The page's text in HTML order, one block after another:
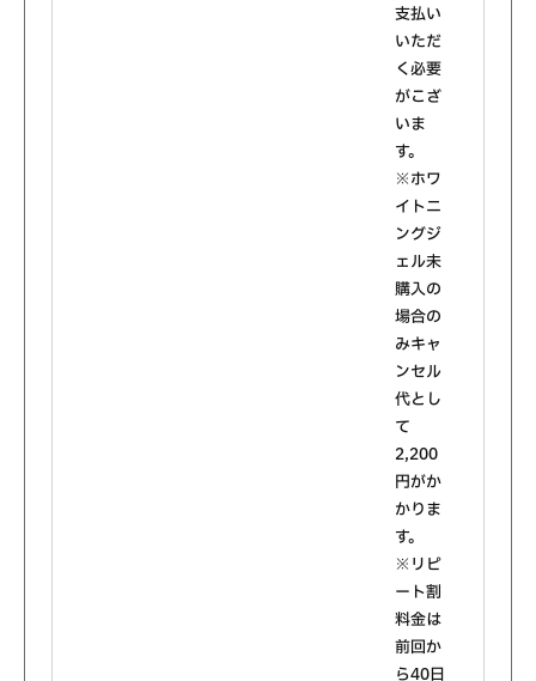
支払い
いただ
く必要
がこざ
いま
す。
※ホワ
イトニ
ングジ
ェル未
購入の
場合の
みキャ
ンセル
代とし
て
2,200
円がか
かりま
す。
※リピ
ート割
料金は
前回か
ら40日